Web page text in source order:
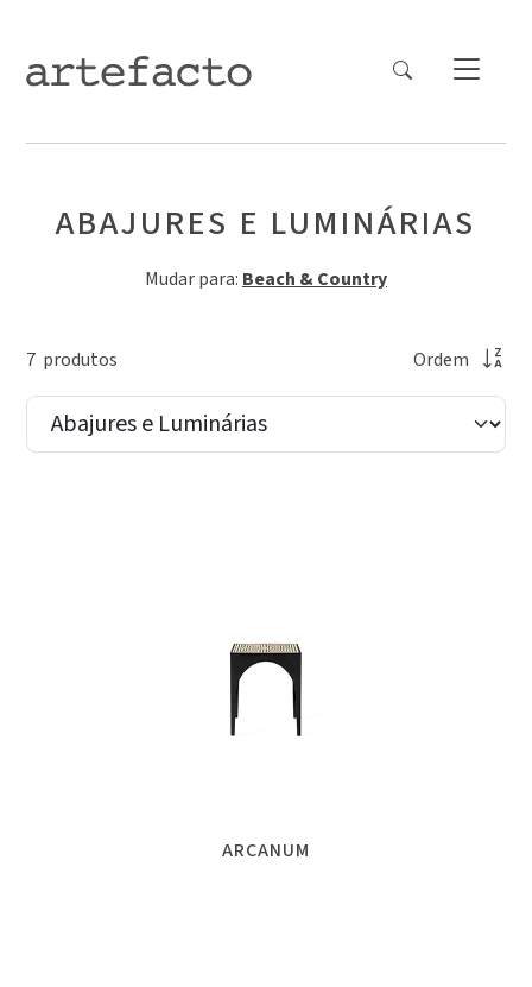
ABAJURES E LUMINÁRIAS
Mudar para: Beach & Country
7 produtos Ordem
ARCANUM